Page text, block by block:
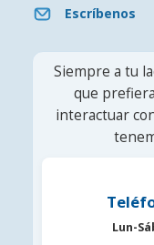
Escríbenos
Siempre a tu
que
interactuar
Lun-